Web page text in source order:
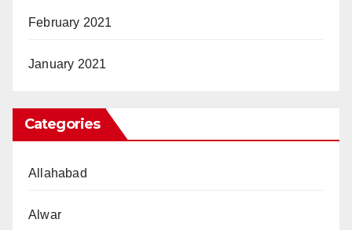
February 2021
January 2021
Categories
Allahabad
Alwar